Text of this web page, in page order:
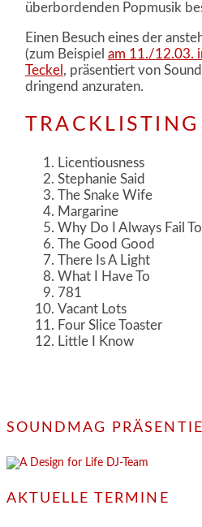
überbordenden Popmusik
Einen Besuch eines der
(zum Beispiel am 11./12.03.
Teckel , präsentiert von
dringend anzuraten.
TRACKLISTING
Licentiousness
Stephanie Said
The Snake Wife
Margarine
Why Do I Always Fail
The Good Good
There Is A Light
What I Have To
781
Vacant Lots
Four Slice Toaster
Little I Know
SOUNDMAG
AKTUELLE TERMINE